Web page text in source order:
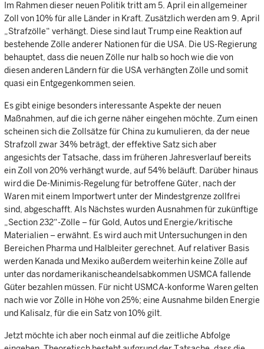
Im Rahmen dieser neuen Politik tritt am 5. April ein allgemeiner
Zoll von 10% für alle Länder in Kraft. Zusätzlich werden am 9. April
„Strafzölle“ verhängt. Diese sind laut Trump eine Reaktion auf
bestehende Zölle anderer Nationen für die USA. Die US-Regierung
behauptet, dass die neuen Zölle nur halb so hoch wie die von
diesen anderen Ländern für die USA verhängten Zölle und somit
quasi ein Entgegenkommen seien.
Es gibt einige besonders interessante Aspekte der neuen
Maßnahmen, auf die ich gerne näher eingehen möchte. Zum einen
scheinen sich die Zollsätze für China zu kumulieren, da der neue
Strafzoll zwar 34% beträgt, der effektive Satz sich aber
angesichts der Tatsache, dass im früheren Jahresverlauf bereits
ein Zoll von 20% verhängt wurde, auf 54% beläuft. Darüber hinaus
wird die De-Minimis-Regelung für betroffene Güter, nach der
Waren mit einem Importwert unter der Mindestgrenze zollfrei
sind, abgeschafft. Als Nächstes wurden Ausnahmen für zukünftige
„Section 232“-Zölle – für Gold, Autos und Energie/kritische
Materialien – erwähnt. Es wird auch mit Untersuchungen in den
Bereichen Pharma und Halbleiter gerechnet. Auf relativer Basis
werden Kanada und Mexiko außerdem weiterhin keine Zölle auf
unter das nordamerikanischeandelsabkommen USMCA fallende
Güter bezahlen müssen. Für nicht USMCA-konforme Waren gelten
nach wie vor Zölle in Höhe von 25%; eine Ausnahme bilden Energie
und Kalisalz, für die ein Satz von 10% gilt.
Jetzt möchte ich aber noch einmal auf die zeitliche Abfolge